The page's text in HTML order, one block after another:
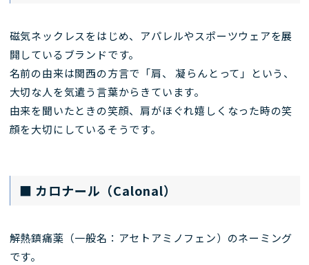
磁気ネックレスをはじめ、アパレルやスポーツウェアを展
開しているブランドです。
名前の由来は関西の方言で「肩、 凝らんとって」という、
大切な人を気遣う言葉からきています。
由来を聞いたときの笑顔、肩がほぐれ嬉しくなった時の笑
顔を大切にしているそうです。
■ カロナール（Calonal）
解熱鎮痛薬（一般名：アセトアミノフェン）のネーミング
です。